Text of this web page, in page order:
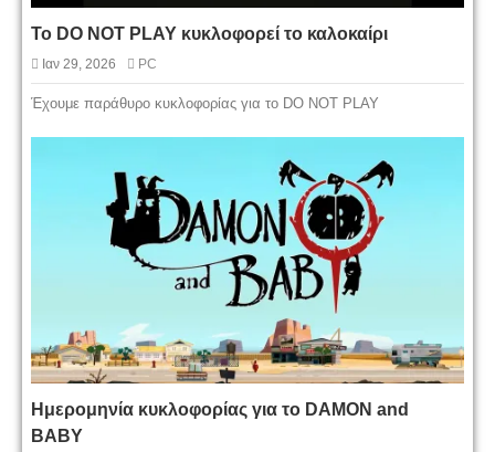
Το DO NOT PLAY κυκλοφορεί το καλοκαίρι
Ιαν 29, 2026 PC
Έχουμε παράθυρο κυκλοφορίας για το DO NOT PLAY
Ημερομηνία κυκλοφορίας για το DAMON and
BABY